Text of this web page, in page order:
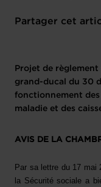
Partager cet
Projet de
grand-ducal du 30
fonctionnement des
maladie et des
AVIS DE LA
Par sa lettre du 17 mai
la Sécurité sociale a